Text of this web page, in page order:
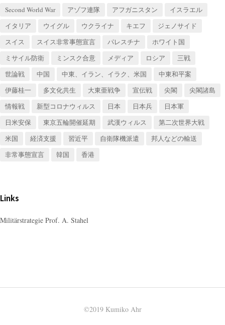
Second World War アゾフ連隊 アフガニスタン
イスラエル
イタリア
ウイグル ウクライナ キエフ
ジェノサイド
スイス
スイス非常事態宣言 パレスチナ
ホワイト国
ミサイル防衛
ミンスク合意 メディア ロシア
三戦
世論戦
中国 中東、イラン、イラク、米国
中東和平案
伊藤桂一
多文化共生 大東亜戦争 宣伝戦 尖閣
尖閣諸島
情報戦
新型コロナウィルス 日本 日本兵
日本軍
日米安保
東京五輪開催延期 武漢ウィルス
第二次世界大戦
米国
経済支援 習近平 自衛隊機派遣
邦人などの輸送
非常事態宣言
韓国 香港
Links
Militärstrategie Prof. A. Stahel
©2019 Kumiko Ahr